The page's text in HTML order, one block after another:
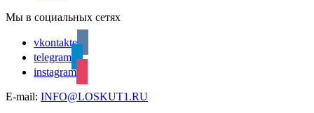
Мы в социальных сетях
vkontakte
telegram
instagram
E-mail: INFO@LOSKUT1.RU